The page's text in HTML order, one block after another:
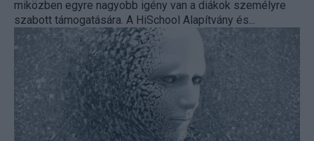
miközben egyre nagyobb igény van a diákok személyre
szabott támogatására. A HiSchool Alapítvány és...